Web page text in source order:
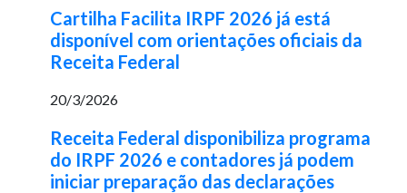
Cartilha Facilita IRPF 2026 já está
disponível com orientações oficiais da
Receita Federal
20/3/2026
Receita Federal disponibiliza programa
do IRPF 2026 e contadores já podem
iniciar preparação das declarações